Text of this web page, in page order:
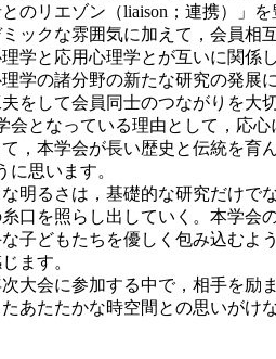
のリエゾン（liaison；連携）」
クな雰囲気に加えて，会員相
学と応用心理学とが互いに関
学の諸分野の新たな研究の発展
をして会員同士のつながりを大
となっている理由として，応
，本学会が長い歴史と伝統を
思います。
明るさは，基礎的な研究だけ
口を照らし出していく。本学
子どもたちを優しく包み込む
ます。
大会に参加する中で，相手を
あたたかな時空間との思いがけ